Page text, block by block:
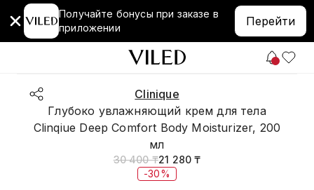
Получайте бонусы при заказе в
приложении
Перейти
Clinique
Глубоко увлажняющий крем для тела
Clinqiue Deep Comfort Body Moisturizer, 200
мл
30 400 ₸21 280 ₸
-30%